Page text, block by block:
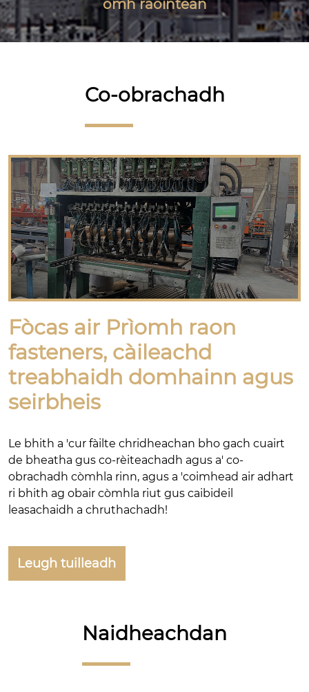
omh raointean
Co-obrachadh
Fòcas air Prìomh raon
fasteners, càileachd
treabhaidh domhainn agus
seirbheis
Le bhith a 'cur fàilte chridheachan bho gach cuairt
de bheatha gus co-rèiteachadh agus a' co-
obrachadh còmhla rinn, agus a 'coimhead air adhart
ri bhith ag obair còmhla riut gus caibideil
leasachaidh a chruthachadh!
Leugh tuilleadh
Naidheachdan